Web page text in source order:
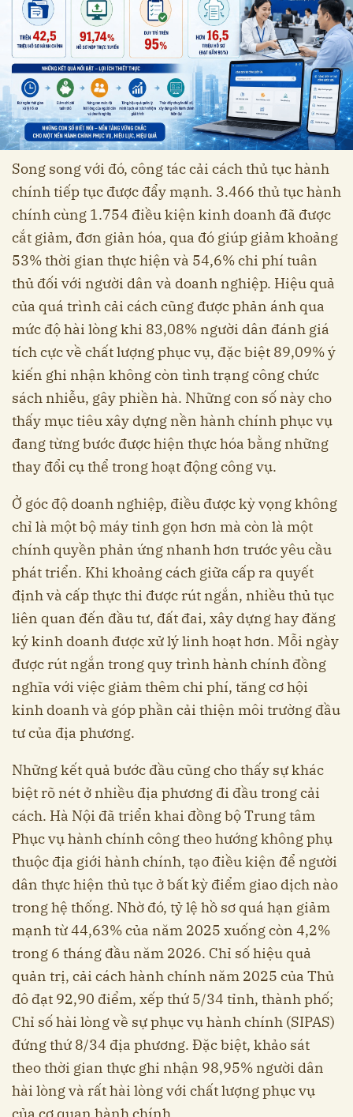
Song song với đó, công tác cải cách thủ tục hành
chính tiếp tục được đẩy mạnh. 3.466 thủ tục hành
chính cùng 1.754 điều kiện kinh doanh đã được
cắt giảm, đơn giản hóa, qua đó giúp giảm khoảng
53% thời gian thực hiện và 54,6% chi phí tuân
thủ đối với người dân và doanh nghiệp. Hiệu quả
của quá trình cải cách cũng được phản ánh qua
mức độ hài lòng khi 83,08% người dân đánh giá
tích cực về chất lượng phục vụ, đặc biệt 89,09% ý
kiến ghi nhận không còn tình trạng công chức
sách nhiễu, gây phiền hà. Những con số này cho
thấy mục tiêu xây dựng nền hành chính phục vụ
đang từng bước được hiện thực hóa bằng những
thay đổi cụ thể trong hoạt động công vụ.
Ở góc độ doanh nghiệp, điều được kỳ vọng không
chỉ là một bộ máy tinh gọn hơn mà còn là một
chính quyền phản ứng nhanh hơn trước yêu cầu
phát triển. Khi khoảng cách giữa cấp ra quyết
định và cấp thực thi được rút ngắn, nhiều thủ tục
liên quan đến đầu tư, đất đai, xây dựng hay đăng
ký kinh doanh được xử lý linh hoạt hơn. Mỗi ngày
được rút ngắn trong quy trình hành chính đồng
nghĩa với việc giảm thêm chi phí, tăng cơ hội
kinh doanh và góp phần cải thiện môi trường đầu
tư của địa phương.
Những kết quả bước đầu cũng cho thấy sự khác
biệt rõ nét ở nhiều địa phương đi đầu trong cải
cách. Hà Nội đã triển khai đồng bộ Trung tâm
Phục vụ hành chính công theo hướng không phụ
thuộc địa giới hành chính, tạo điều kiện để người
dân thực hiện thủ tục ở bất kỳ điểm giao dịch nào
trong hệ thống. Nhờ đó, tỷ lệ hồ sơ quá hạn giảm
mạnh từ 44,63% của năm 2025 xuống còn 4,2%
trong 6 tháng đầu năm 2026. Chỉ số hiệu quả
quản trị, cải cách hành chính năm 2025 của Thủ
đô đạt 92,90 điểm, xếp thứ 5/34 tỉnh, thành phố;
Chỉ số hài lòng về sự phục vụ hành chính (SIPAS)
đứng thứ 8/34 địa phương. Đặc biệt, khảo sát
theo thời gian thực ghi nhận 98,95% người dân
hài lòng và rất hài lòng với chất lượng phục vụ
của cơ quan hành chính.